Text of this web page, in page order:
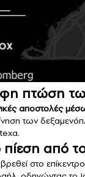
πτώση
αποστολές
των
από
στο